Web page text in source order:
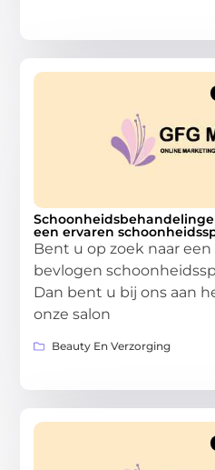
een ervaren
Bent u op zoek naar
bevlogen
Dan bent u bij ons aan
onze salon
Beauty En Verzorging